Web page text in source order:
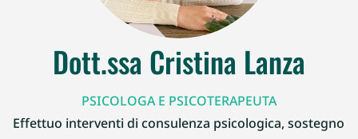
Dott.ssa Cristina Lanza
PSICOLOGA E PSICOTERAPEUTA
Effettuo interventi di consulenza psicologica, sostegno